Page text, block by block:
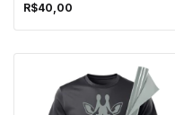
R$40,00